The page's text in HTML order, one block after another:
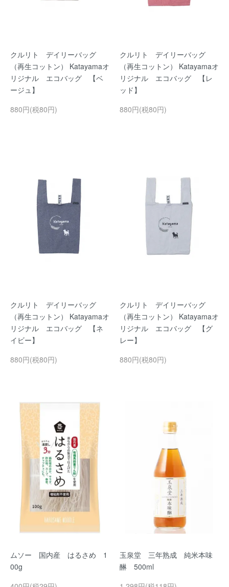
クルリト デイリーバッグ
（再生コットン） Katayamaオ
リジナル エコバッグ 【ベ
ージュ】
880円(税80円)
クルリト デイリーバッグ
（再生コットン） Katayamaオ
リジナル エコバッグ 【レ
ッド】
880円(税80円)
クルリト デイリーバッグ
（再生コットン） Katayamaオ
リジナル エコバッグ 【ネ
イビー】
880円(税80円)
クルリト デイリーバッグ
（再生コットン） Katayamaオ
リジナル エコバッグ 【グ
レー】
880円(税80円)
ムソー 国内産 はるさめ 1
00g
玉泉堂 三年熟成 純米本味
醂 500ml